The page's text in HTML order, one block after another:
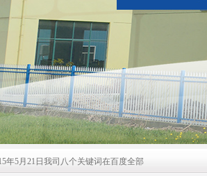
年5月21日我司八个关键词在百度全部